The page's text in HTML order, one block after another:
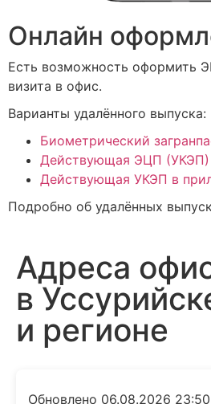
Онлайн
Есть возможность оформить
визита в офис.
Варианты удалённого выпуска:
Биометрический
Действующая ЭЦП
Действующая УКЭП в
Подробно об удалённых
Адреса
в
и регионе
Обновлено 06.08.2026